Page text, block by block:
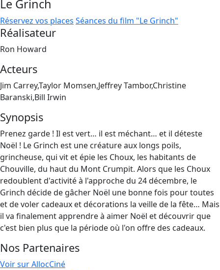
Le Grinch
Réservez vos places Séances du film "Le Grinch"
Réalisateur
Ron Howard
Acteurs
Jim Carrey,Taylor Momsen,Jeffrey Tambor,Christine
Baranski,Bill Irwin
Synopsis
Prenez garde ! Il est vert… il est méchant… et il déteste
Noël ! Le Grinch est une créature aux longs poils,
grincheuse, qui vit et épie les Choux, les habitants de
Chouville, du haut du Mont Crumpit. Alors que les Choux
redoublent d'activité à l'approche du 24 décembre, le
Grinch décide de gâcher Noël une bonne fois pour toutes
et de voler cadeaux et décorations la veille de la fête… Mais
il va finalement apprendre à aimer Noël et découvrir que
c'est bien plus que la période où l'on offre des cadeaux.
Nos Partenaires
Voir sur AllocCiné